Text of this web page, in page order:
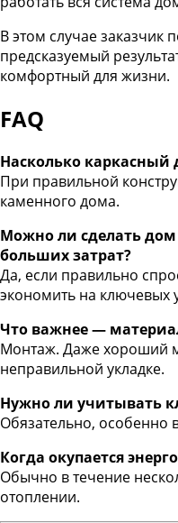
В этом случае заказчик
предсказуемый
комфортный для жизни.
FAQ
Насколько каркасный
При правильной
каменного дома.
Можно ли сделать
больших затрат?
Да, если правильно
экономить на ключевых
Что важнее —
Монтаж. Даже хороший
неправильной укладке.
Нужно ли учитывать
Обязательно, особенно
Когда окупается
Обычно в течение
отоплении.